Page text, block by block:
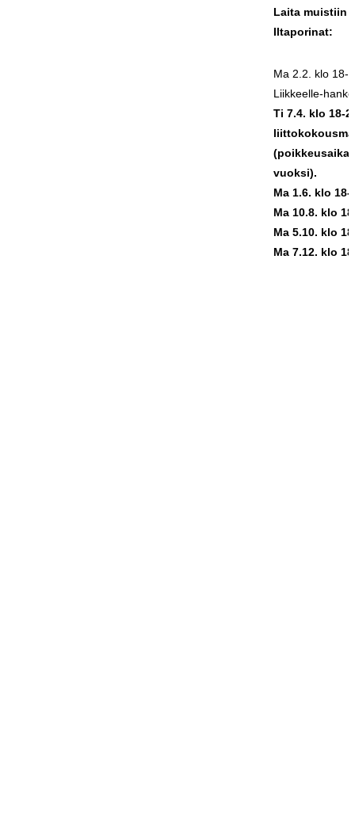
Laita muistiin
Iltaporinat:
Ma 2.2. klo 18-
Liikkeelle-
Ti 7.4. klo 18-
vuoksi).
Ma 1.6. klo 18-
Ma 10.8. klo
Ma 5.10. klo
Ma 7.12. klo